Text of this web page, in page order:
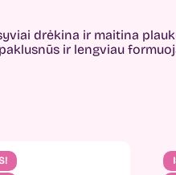
drėkina ir maitina
ir lengviau